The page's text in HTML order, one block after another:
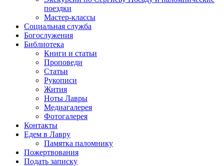
поездки
Мастер-классы
Социальная служба
Богослужения
Библиотека
Книги и статьи
Проповеди
Статьи
Рукописи
Жития
Ноты Лавры
Медиагалерея
Фотогалерея
Контакты
Едем в Лавру
Памятка паломнику
Пожертвования
Подать записку